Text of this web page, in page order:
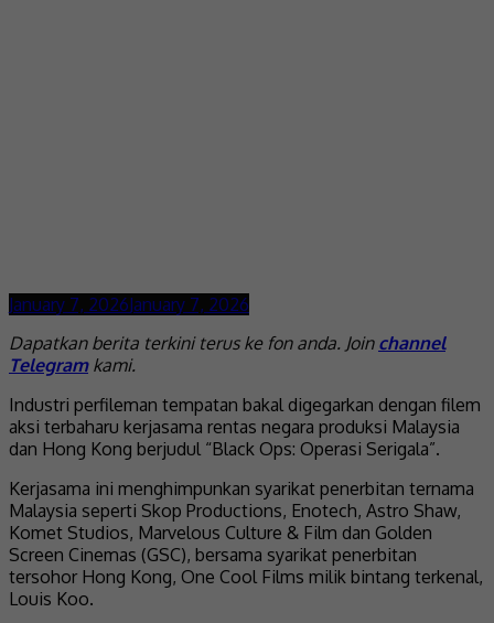
January 7, 2026January 7, 2026
Dapatkan berita terkini terus ke fon anda. Join channel
Telegramkami.
Industri perfileman tempatan bakal digegarkan dengan filem
aksi terbaharu kerjasama rentas negara produksi Malaysia
dan Hong Kong berjudul “Black Ops: Operasi Serigala”.
Kerjasama ini menghimpunkan syarikat penerbitan ternama
Malaysia seperti Skop Productions, Enotech, Astro Shaw,
Komet Studios, Marvelous Culture & Film dan Golden
Screen Cinemas (GSC), bersama syarikat penerbitan
tersohor Hong Kong, One Cool Films milik bintang terkenal,
Louis Koo.